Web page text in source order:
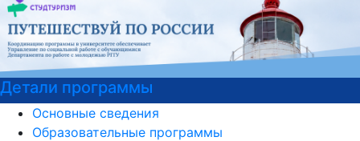
Детали программы
Основные сведения
Образовательные программы